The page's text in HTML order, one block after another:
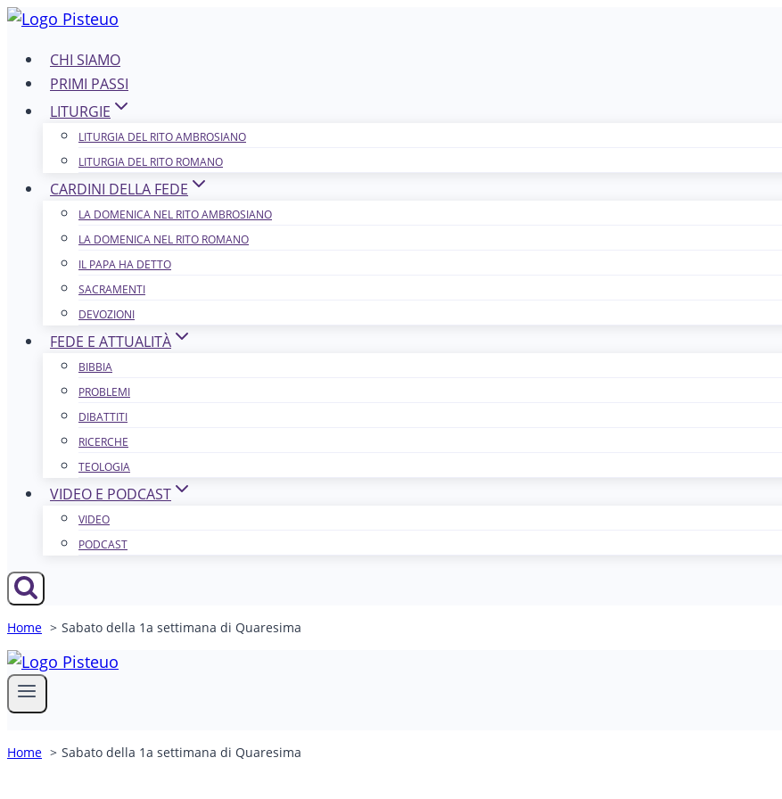
Salta
contenutoCHI SIAMO
PRIMI PASSI
LITURGIE
LITURGIA DEL RITO AMBROSIANO
LITURGIA DEL RITO ROMANO
CARDINI DELLA FEDE
LA DOMENICA NEL R​​​​​​ITO AMBROSIANO
LA DOMENICA NEL RITO ROMANO
IL PAPA HA DETTO
SACRAMENTI
DEVOZIONI
FEDE E ATTUALITÀ
BIBBIA
PROBLEMI
DIBATTITI
RICERCHE
TEOLOGIA
VIDEO E PODCAST
VIDEO
PODCAST
Home Sabato della 1a settimana di Quaresima
Home Sabato della 1a settimana di Quaresima